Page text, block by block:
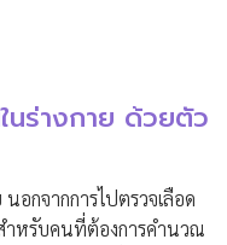
นร่างกาย ด้วยตัว
กจากการไปตรวจเลือด
ำหรับคนที่ต้องการคำนวณ